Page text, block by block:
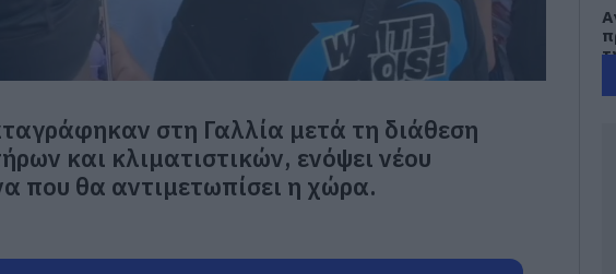
στη Γαλλία μετά τη διάθεση
και κλιματιστικών, ενόψει νέου
που θα αντιμετωπίσει η χώρα.